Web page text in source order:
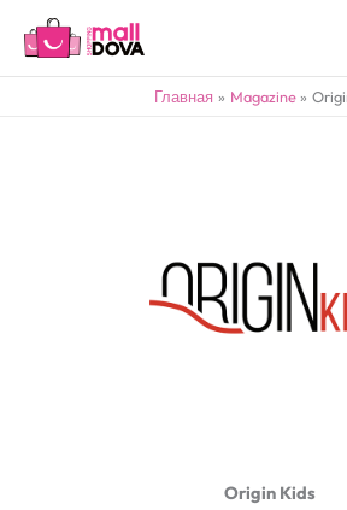
Главная Magazine
Origin Kids